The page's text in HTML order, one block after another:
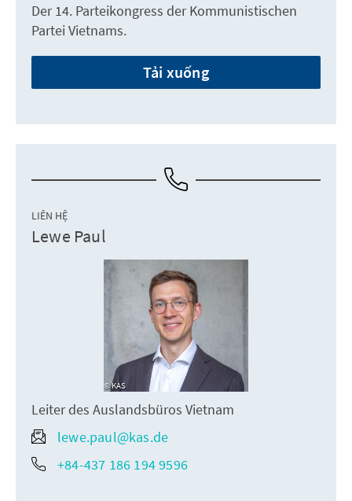
Der 14. Parteikongress der Kommunistischen
Partei Vietnams.
Tải xuống
LIÊN HỆ
Lewe Paul
KAS
Leiter des Auslandsbüros Vietnam
lewe.paul@kas.de
+84-437 186 194 9596